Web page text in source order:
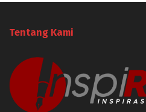
Tentang Kami